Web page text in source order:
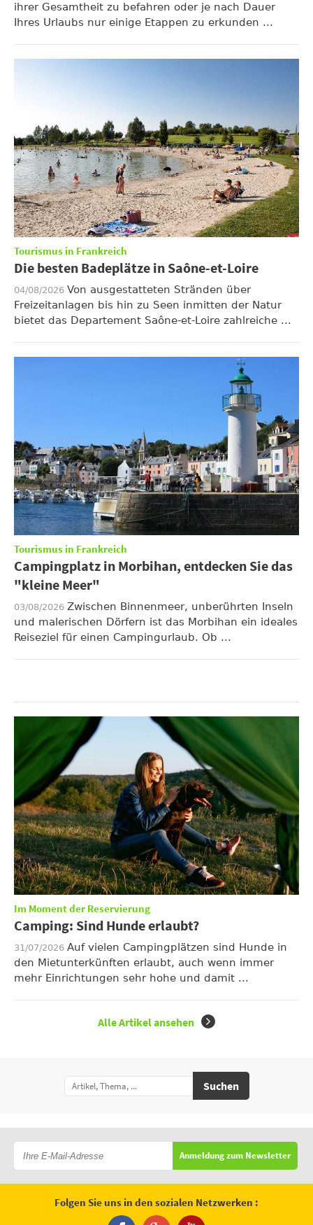
ihrer Gesamtheit zu befahren oder je nach Dauer
Ihres Urlaubs nur einige Etappen zu erkunden ...
Tourismus in Frankreich
Die besten Badeplätze in Saône-et-Loire
04/08/2026 Von ausgestatteten Stränden über
Freizeitanlagen bis hin zu Seen inmitten der Natur
bietet das Departement Saône-et-Loire zahlreiche ...
Tourismus in Frankreich
Campingplatz in Morbihan, entdecken Sie das
"kleine Meer"
03/08/2026 Zwischen Binnenmeer, unberührten Inseln
und malerischen Dörfern ist das Morbihan ein ideales
Reiseziel für einen Campingurlaub. Ob ...
Im Moment der Reservierung
Camping: Sind Hunde erlaubt?
31/07/2026 Auf vielen Campingplätzen sind Hunde in
den Mietunterkünften erlaubt, auch wenn immer
mehr Einrichtungen sehr hohe und damit ...
Alle Artikel ansehen
Suchen
Anmeldung zum Newsletter
Folgen Sie uns in den sozialen Netzwerken :